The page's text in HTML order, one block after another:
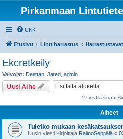
Pirkanmaan
UKK
Etusivu Lintuharrastus Harrastustavat
Ekoretkeily
Valvojat: Deattan Jared admin
Uusi Aihe
2 viestiketjua •
Aiheet
Tuletko mukaan
Uusin viesti Kirjoittaja RaimoSeppälä «